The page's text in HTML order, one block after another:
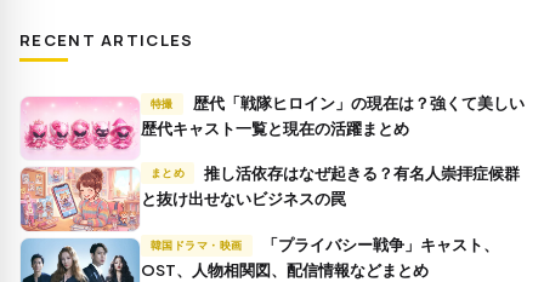
RECENT ARTICLES
特撮
歴代キャスト一覧と現在の活躍まとめ
まとめ
推し活依存はなぜ起きる？有名人崇拝症候群
と抜け出せないビジネスの罠
韓国ドラマ・映画
OST、人物相関図、配信情報などまとめ